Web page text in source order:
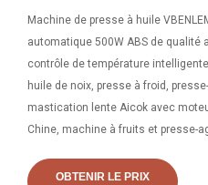
Machine de presse à huile
automatique 500W ABS de qualité
contrôle de température
huile de noix, presse à froid,
mastication lente Aicok avec
Chine, machine à fruits et presse-
page2 Presse à huile, machine à
OBTENIR LE PRIX